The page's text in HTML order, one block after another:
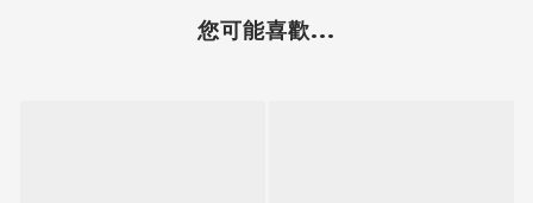
您可能喜歡...